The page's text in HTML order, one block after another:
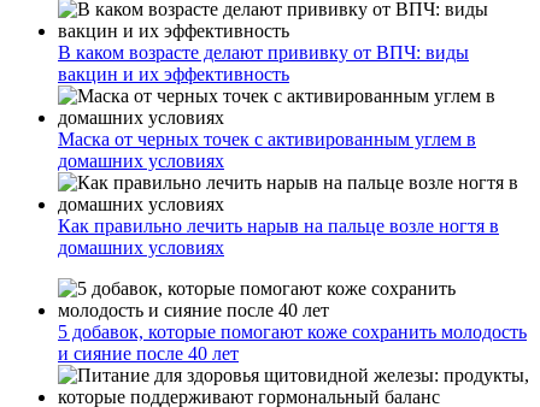
В каком возрасте делают прививку от ВПЧ: виды
вакцин и их эффективность
Маска от черных точек с активированным углем в
домашних условиях
Как правильно лечить нарыв на пальце возле ногтя в
домашних условиях
5 добавок, которые помогают коже сохранить молодость
и сияние после 40 лет